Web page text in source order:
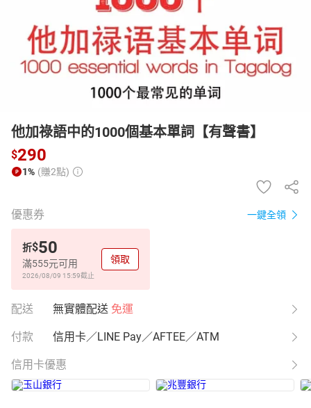
電子/紙本書
HOT
他加祿語中的1000個基本單詞【有聲書】
$290
1% (賺2點)
優惠券 一鍵全領
折$50
滿555元可用
2026/08/09 15:59截止
領取
配送 無實體配送 免運
付款 信用卡／LINE Pay／AFTEE／ATM
信用卡優惠